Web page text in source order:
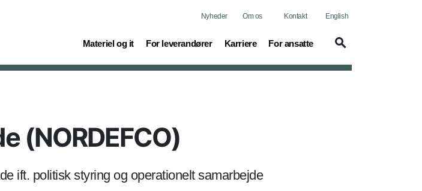
Nyheder Om os Kontakt English
Materiel og it
(current) For leverandører
(current) Karriere
(current) For ansatte
(NORDEFCO)
ift. politisk styring og operationelt samarbejde